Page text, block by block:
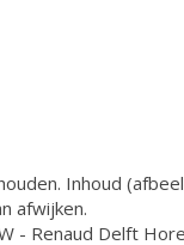
Inhoud
afwijken.
- Renaud Delft